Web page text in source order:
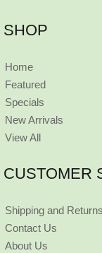
SHOP
Home
Featured
Specials
New Arrivals
View All
CUSTOMER
Shipping and Returns
Contact Us
About Us